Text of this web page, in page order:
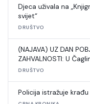
Djeca uživala na
svijet“
DRUŠTVO
(NAJAVA) UZ DAN
ZAHVALNOSTI: U
šahovski turnir
DRUŠTVO
Policija istražuje